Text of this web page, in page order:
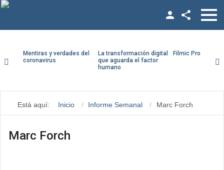
YouTube
LinkedIn
Mentiras y verdades del
coronavirus
La transformación digital
que aguarda el factor
humano
Filmic Pro paso a
Está aquí: Inicio Informe Semanal Marc Forch
Marc Forch